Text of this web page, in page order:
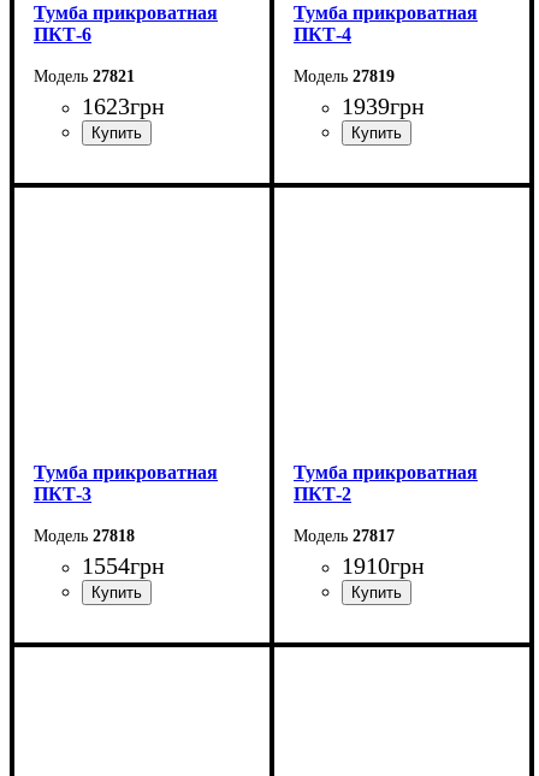
Тумба прикроватная
ПКТ-6
27821
1623грн
Ширина: 44 см
Тумба прикроватная
ПКТ-4
27819
1939грн
Ширина: 44 см
Тумба прикроватная
ПКТ-3
27818
1554грн
Ширина: 42 см
Тумба прикроватная
ПКТ-2
27817
1910грн
Ширина: 38 см